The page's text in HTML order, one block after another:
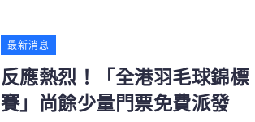
最新消息
反應熱烈！「全港羽毛球錦標
賽」尚餘少量門票免費派發